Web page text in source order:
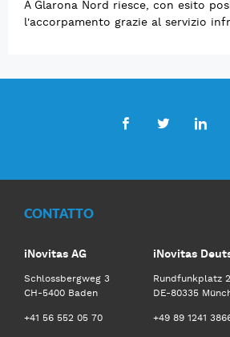
A Glarona Nord riesce, con esito
l'accorpamento grazie al servizio
CONTATTO
iNovitas AG
Schlossbergweg 3
CH-5400 Baden
+41 56 552 05 70
iNovitas
Rundfunkplatz 2
DE-80335
+49 89 1241